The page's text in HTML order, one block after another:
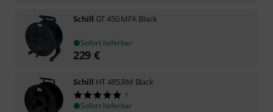
Schill GT 450.MFK Black
Sofort lieferbar
229 €
Schill HT 485.RM Black
7
Sofort lieferbar